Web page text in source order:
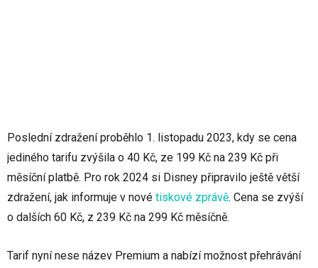
Poslední zdražení proběhlo 1. listopadu 2023, kdy se cena
jediného tarifu zvýšila o 40 Kč, ze 199 Kč na 239 Kč při
měsíční platbě. Pro rok 2024 si Disney připravilo ještě větší
zdražení, jak informuje v nové tiskové zprávě. Cena se zvýší
o dalších 60 Kč, z 239 Kč na 299 Kč měsíčně.
Tarif nyní nese název Premium a nabízí možnost přehrávání